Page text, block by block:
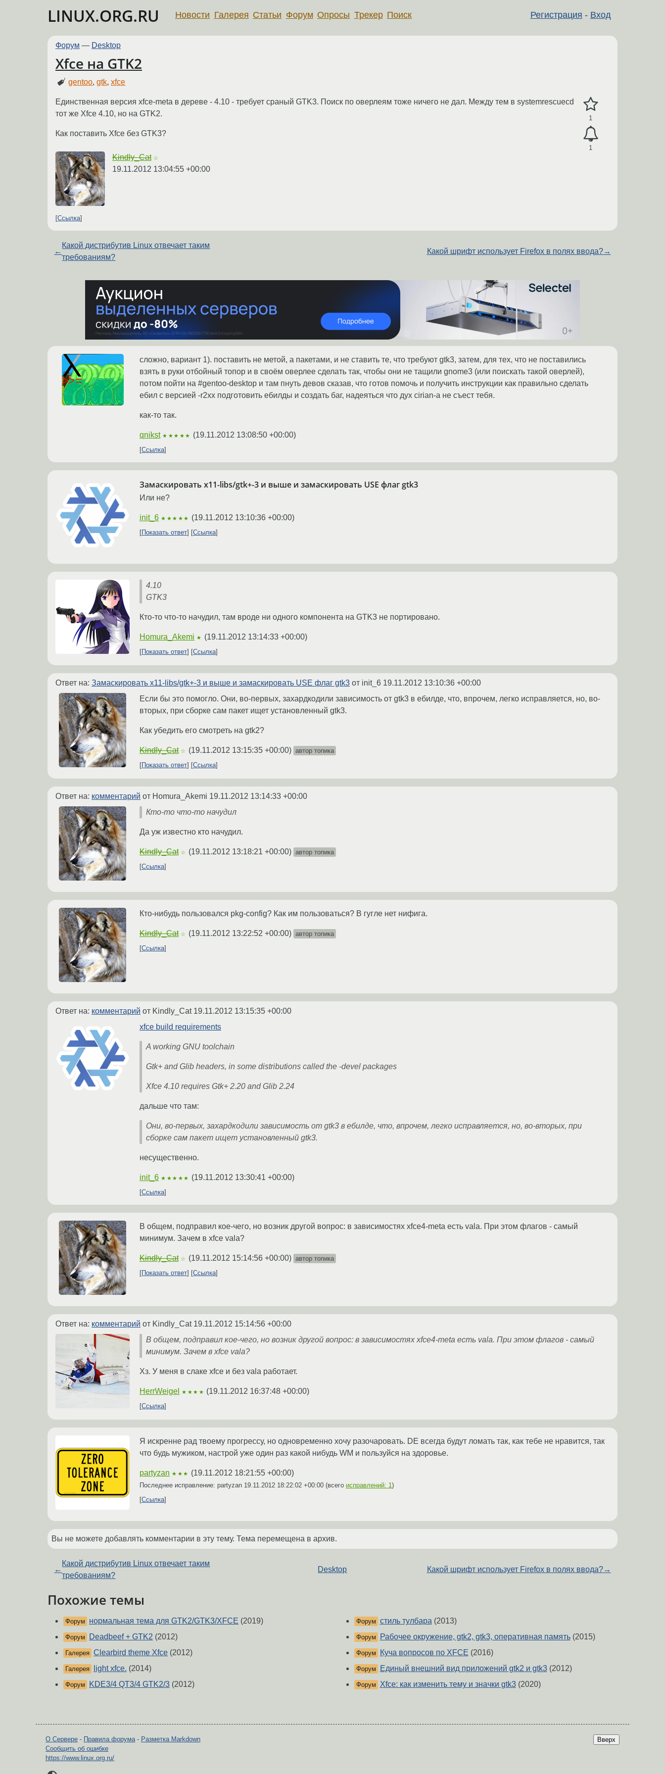
LINUX.ORG.RU Регистрация - Вход
Новости Галерея Статьи Форум Опросы Трекер Поиск
Форум — Desktop
Xfce на GTK2
gentoo,gtk,xfce
1
1
Единственная версия xfce-meta в дереве - 4.10 - требует сраный GTK3. Поиск по оверлеям тоже ничего не дал. Между тем в systemrescuecd
тот же Xfce 4.10, но на GTK2.
Как поставить Xfce без GTK3?
Kindly_Cat ☆
19.11.2012 13:04:55 +00:00
Ссылка
←
Какой дистрибутив Linux отвечает таким
требованиям?
Какой шрифт использует Firefox в полях ввода?→
сложно, вариант 1). поставить не метой, а пакетами, и не ставить те, что требуют gtk3, затем, для тех, что не поставились
взять в руки отбойный топор и в своём оверлее сделать так, чтобы они не тащили gnome3 (или поискать такой оверлей),
потом пойти на #gentoo-desktop и там пнуть девов сказав, что готов помочь и получить инструкции как правильно сделать
ебил с версией -r2xx подготовить ебилды и создать баг, надеяться что дух cirian-а не съест тебя.
как-то так.
qnikst ★★★★★ (19.11.2012 13:08:50 +00:00)
Ссылка
Замаскировать x11-libs/gtk+-3 и выше и замаскировать USE флаг gtk3
Или не?
init_6 ★★★★★ (19.11.2012 13:10:36 +00:00)
Показать ответ Ссылка
4.10
GTK3
Кто-то что-то начудил, там вроде ни одного компонента на GTK3 не портировано.
Homura_Akemi ★ (19.11.2012 13:14:33 +00:00)
Показать ответ Ссылка
Ответ на: Замаскировать x11-libs/gtk+-3 и выше и замаскировать USE флаг gtk3 от init_6 19.11.2012 13:10:36 +00:00
Если бы это помогло. Они, во-первых, захардкодили зависимость от gtk3 в ебилде, что, впрочем, легко исправляется, но, во-
вторых, при сборке сам пакет ищет установленный gtk3.
Как убедить его смотреть на gtk2?
Kindly_Cat ☆ (19.11.2012 13:15:35 +00:00) автор топика
Показать ответ
Ссылка
Ответ на: комментарий от Homura_Akemi 19.11.2012 13:14:33 +00:00
Кто-то что-то начудил
Да уж известно кто начудил.
Kindly_Cat ☆ (19.11.2012 13:18:21 +00:00) автор топика
Ссылка
Кто-нибудь пользовался pkg-config? Как им пользоваться? В гугле нет нифига.
Kindly_Cat ☆ (19.11.2012 13:22:52 +00:00) автор топика
Ссылка
Ответ на: комментарий от Kindly_Cat 19.11.2012 13:15:35 +00:00
xfce build requirements
A working GNU toolchain
Gtk+ and Glib headers, in some distributions called the -devel packages
Xfce 4.10 requires Gtk+ 2.20 and Glib 2.24
дальше что там:
Они, во-первых, захардкодили зависимость от gtk3 в ебилде, что, впрочем, легко исправляется, но, во-вторых, при
сборке сам пакет ищет установленный gtk3.
несущественно.
init_6 ★★★★★ (19.11.2012 13:30:41 +00:00)
Ссылка
В общем, подправил кое-чего, но возник другой вопрос: в зависимостях xfce4-meta есть vala. При этом флагов - самый
минимум. Зачем в xfce vala?
Kindly_Cat ☆ (19.11.2012 15:14:56 +00:00) автор топика
Показать ответ
Ссылка
Ответ на: комментарий от Kindly_Cat 19.11.2012 15:14:56 +00:00
В общем, подправил кое-чего, но возник другой вопрос: в зависимостях xfce4-meta есть vala. При этом флагов - самый
минимум. Зачем в xfce vala?
Хз. У меня в слаке xfce и без vala работает.
HerrWeigel ★★★★ (19.11.2012 16:37:48 +00:00)
Ссылка
Я искренне рад твоему прогрессу, но одновременно хочу разочаровать. DE всегда будут ломать так, как тебе не нравится, так
что будь мужиком, настрой уже один раз какой нибудь WM и пользуйся на здоровье.
partyzan ★★★ (19.11.2012 18:21:55 +00:00)
Последнее исправление: partyzan 19.11.2012 18:22:02 +00:00 (всего исправлений: 1)
Ссылка
Вы не можете добавлять комментарии в эту тему. Тема перемещена в архив.
←
Какой дистрибутив Linux отвечает таким
требованиям?
Desktop Какой шрифт использует Firefox в полях ввода?→
Похожие темы
Форум нормальная тема для GTK2/GTK3/XFCE (2019)
Форум Deadbeef + GTK2 (2012)
Галерея Clearbird theme Xfce (2012)
Галерея light xfce. (2014)
Форум KDE3/4 QT3/4 GTK2/3 (2012)
Форум стиль тулбара (2013)
Форум Рабочее окружение, gtk2, gtk3, оперативная память(2015)
Форум Куча вопросов по XFCE (2016)
Форум Единый внешний вид приложений gtk2 и gtk3(2012)
Форум Xfce: как изменить тему и значки gtk3(2020)
Вверх
О Сервере - Правила форума - Разметка Markdown
Сообщить об ошибке
https://www.linux.org.ru/